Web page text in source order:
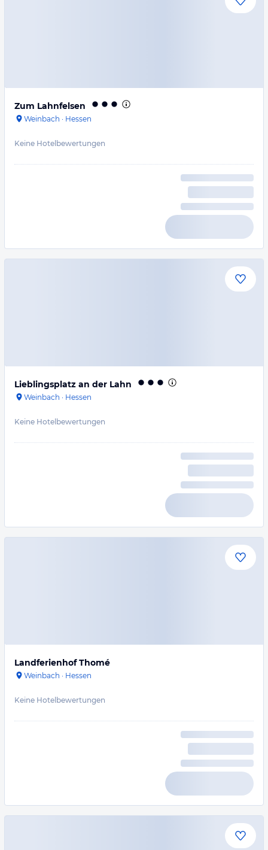
Zum Lahnfelsen
Weinbach · Hessen
Keine Hotelbewertungen
Lieblingsplatz an der Lahn
Weinbach · Hessen
Keine Hotelbewertungen
Landferienhof Thomé
Weinbach · Hessen
Keine Hotelbewertungen